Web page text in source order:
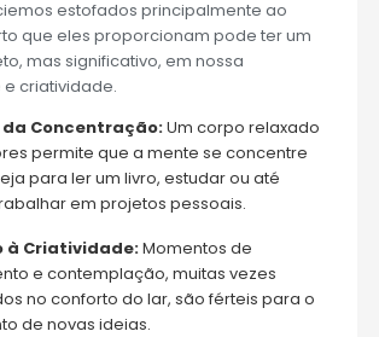
estofados principalmente ao
que eles proporcionam pode ter um
mas significativo, em nossa
criatividade.
da Concentração:Um corpo relaxado
permite que a mente se concentre
para ler um livro, estudar ou até
em projetos pessoais.
à Criatividade:Momentos de
e contemplação, muitas vezes
no conforto do lar, são férteis para o
de novas ideias.